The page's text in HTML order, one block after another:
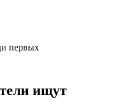
первых
ищут